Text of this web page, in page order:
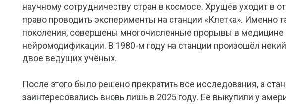
научному сотрудничеству стран в космосе. Хрущёв уходит в
право проводить эксперименты на станции «Клетка». Именно
поколения, совершены многочисленные прорывы в медицине
нейромодификации. В 1980-м году на станции произошёл некий
двое ведущих учёных.
После этого было решено прекратить все исследования, а
заинтересовались вновь лишь в 2025 году. Её выкупили у